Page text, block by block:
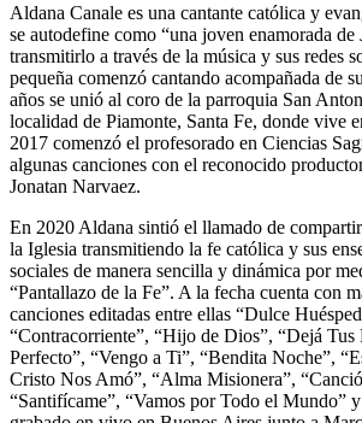
Aldana Canale es una cantante católica y
se autodefine como “una joven enamorada de
transmitirlo a través de la música y sus redes
pequeña comenzó cantando acompañada de
años se unió al coro de la parroquia San
localidad de Piamonte, Santa Fe, donde vive
2017 comenzó el profesorado en Ciencias
algunas canciones con el reconocido
Jonatan Narvaez.
En 2020 Aldana sintió el llamado de
la Iglesia transmitiendo la fe católica y sus
sociales de manera sencilla y dinámica por
“Pantallazo de la Fe”. A la fecha cuenta con
canciones editadas entre ellas “Dulce
“Contracorriente”, “Hijo de Dios”, “Dejá Tus
Perfecto”, “Vengo a Ti”, “Bendita Noche”,
Cristo Nos Amó”, “Alma Misionera”,
“Santifícame”, “Vamos por Todo el Mundo”